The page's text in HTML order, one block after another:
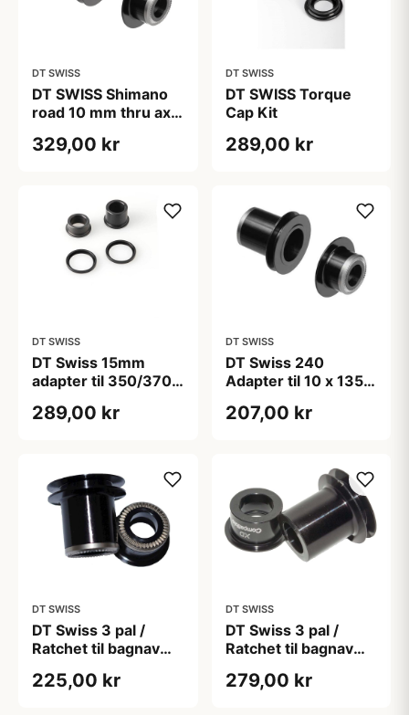
DT SWISS
DT SWISS Shimano
road 10 mm thru axle
329,00 kr
DT SWISS
DT SWISS Torque
Cap Kit
289,00 kr
DT SWISS
DT Swiss 15mm
adapter til 350/370
289,00 kr
DT SWISS
DT Swiss 240
Adapter til 10 x 135
207,00 kr
DT SWISS
DT Swiss 3 pal /
Ratchet til bagnav
SRAM XD
225,00 kr
DT SWISS
DT Swiss 3 pal /
Ratchet til bagnav
SRAM XD
279,00 kr